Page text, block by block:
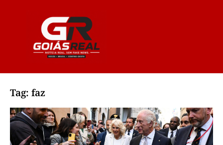
Tag: faz